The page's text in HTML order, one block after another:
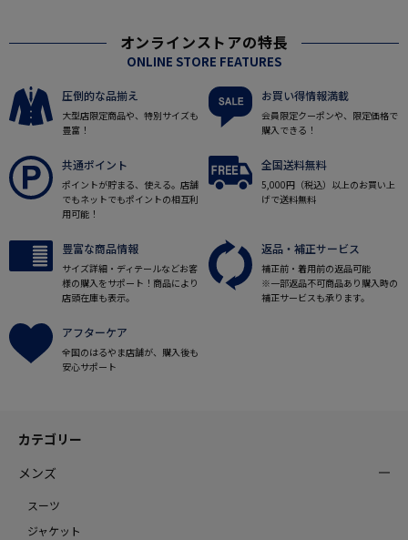
オンラインストアの特長
ONLINE STORE FEATURES
圧倒的な品揃え
大型店限定商品や、特別サイズも
豊富！
お買い得情報満載
会員限定クーポンや、限定価格で
購入できる！
共通ポイント
ポイントが貯まる、使える。店舗
でもネットでもポイントの相互利
用可能！
全国送料無料
5,000円（税込）以上のお買い上
げで送料無料
豊富な商品情報
サイズ詳細・ディテールなどお客
様の購入をサポート！商品により
店頭在庫も表示。
返品・補正サービス
補正前・着用前の返品可能
※一部返品不可商品あり購入時の
補正サービスも承ります。
アフターケア
全国のはるやま店舗が、購入後も
安心サポート
カテゴリー
メンズ
スーツ
ジャケット